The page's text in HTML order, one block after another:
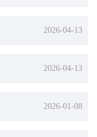
2026-04-13
2026-04-13
2026-01-08